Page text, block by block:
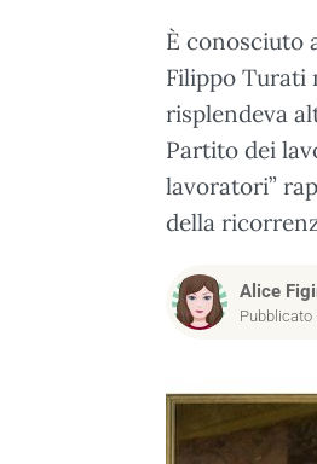
È conosciuto
Filippo Turati
risplendeva
Partito dei
lavoratori”
della
Alice
Pubblicato